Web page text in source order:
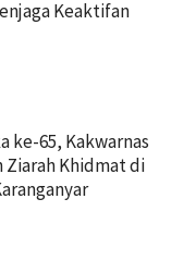
Keaktifan
ke-65, Kakwarnas
Ziarah Khidmat di